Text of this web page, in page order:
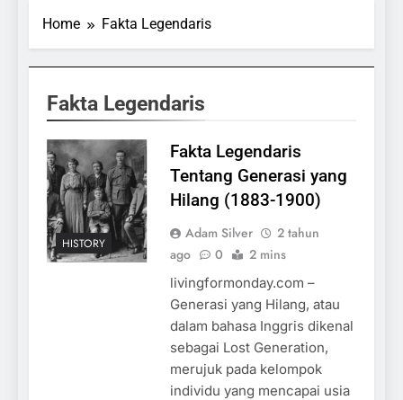
Home Fakta Legendaris
Fakta Legendaris
HISTORY
Fakta Legendaris
Tentang Generasi yang
Hilang (1883-1900)
Adam Silver
2 tahun
ago
0 2 mins
livingformonday.com –
Generasi yang Hilang, atau
dalam bahasa Inggris dikenal
sebagai Lost Generation,
merujuk pada kelompok
individu yang mencapai usia